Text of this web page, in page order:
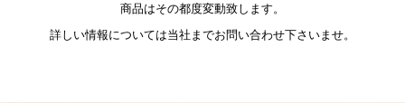
商品はその都度変動致します。
詳しい情報については当社までお問い合わせ下さいませ。